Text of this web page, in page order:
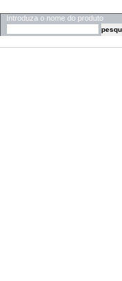
Introduza o nome do produto